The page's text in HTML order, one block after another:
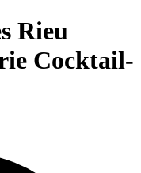
Rieu
Cocktail-